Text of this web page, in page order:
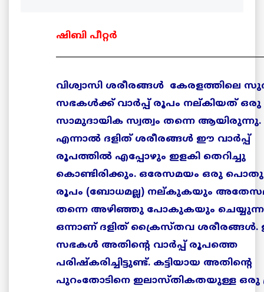
ഷിബി പീറ്റര്‍
വിശ്വാസി ശരീരങ്ങള്‍ കേരളത്തിലെ
സഭകള്‍ക്ക് വാര്‍പ്പ് രൂപം നല്കിയത് ഒരു
സാമുദായിക സ്വത്വം തന്നെ ആയിരുന്നു.
എന്നാല്‍ ദളിത് ശരീരങ്ങള്‍ ഈ വാര്‍പ്പ്
രൂപത്തില്‍ എപ്പോഴും ഇളകി തെറിച്ചു
കൊണ്ടിരിക്കും. ഒരേസമയം ഒരു പൊതു
രൂപം (ബോധമല്ല) നല്കുകയും
തന്നെ അഴിഞ്ഞു പോകുകയും ചെയ്യുന്ന
ഒന്നാണ് ദളിത് ക്രൈസ്തവ ശരീരങ്ങള്‍.
സഭകള്‍ അതിന്റെ വാര്‍പ്പ് രൂപത്തെ
പരിഷ്കരിച്ചിട്ടുണ്ട്. കട്ടിയായ അതിന്റെ
പുറംതോടിനെ ഇലാസ്തികതയുള്ള ഒരു